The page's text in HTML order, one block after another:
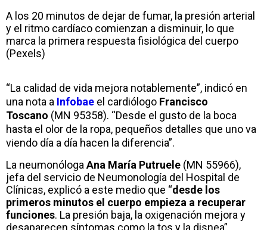
A los 20 minutos de dejar de fumar, la presión arterial
y el ritmo cardíaco comienzan a disminuir, lo que
marca la primera respuesta fisiológica del cuerpo
(Pexels)
“La calidad de vida mejora notablemente”, indicó en
una nota a Infobae el cardiólogo Francisco
Toscano (MN 95358). “Desde el gusto de la boca
hasta el olor de la ropa, pequeños detalles que uno va
viendo día a día hacen la diferencia”.
La neumonóloga Ana María Putruele (MN 55966),
jefa del servicio de Neumonología del Hospital de
Clínicas, explicó a este medio que “desde los
primeros minutos el cuerpo empieza a recuperar
funciones. La presión baja, la oxigenación mejora y
desaparecen síntomas como la tos y la disnea”.